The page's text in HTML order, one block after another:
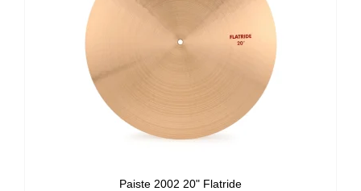
Paiste 2002 20" Flatride